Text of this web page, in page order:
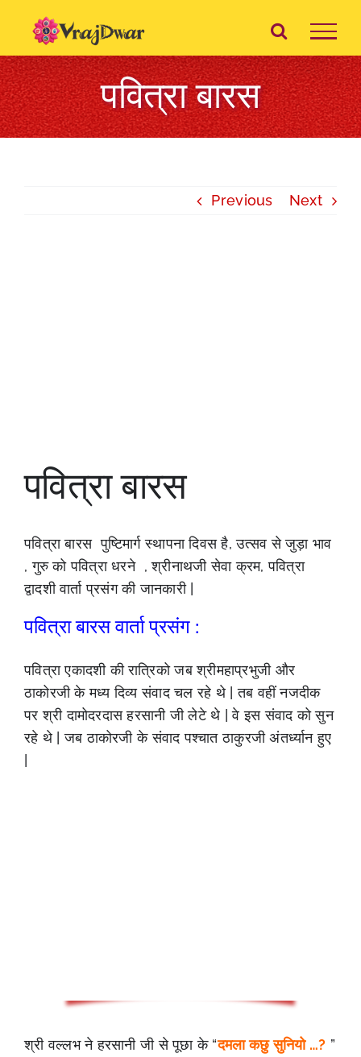
content
पवित्रा बारस
Previous Next
पवित्रा बारस
पवित्रा बारस पुष्टिमार्ग स्थापना दिवस है, उत्सव से जुड़ा भाव
, गुरु को पवित्रा धरने , श्रीनाथजी सेवा क्रम, पवित्रा
द्वादशी वार्ता प्रसंग की जानकारी |
पवित्रा बारस वार्ता प्रसंग :
पवित्रा एकादशी की रात्रिको जब श्रीमहाप्रभुजी और
ठाकोरजी के मध्य दिव्य संवाद चल रहे थे | तब वहीं नजदीक
पर श्री दामोदरदास हरसानी जी लेटे थे | वे इस संवाद को सुन
रहे थे | जब ठाकोरजी के संवाद पश्चात ठाकुरजी अंतर्ध्यान हुए
|
श्री वल्लभ ने हरसानी जी से पूछा के “दमला कछु सुनियो …? ”